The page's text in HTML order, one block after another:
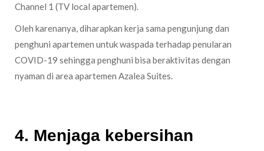
Channel 1 (TV local apartemen).
Oleh karenanya, diharapkan kerja sama pengunjung dan
penghuni apartemen untuk waspada terhadap penularan
COVID-19 sehingga penghuni bisa beraktivitas dengan
nyaman di area apartemen Azalea Suites.
4. Menjaga kebersihan